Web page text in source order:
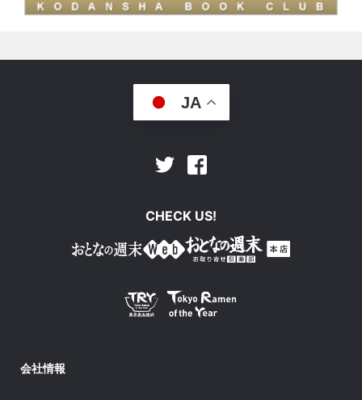
JA
Twitter
CHECK US!
会社情報